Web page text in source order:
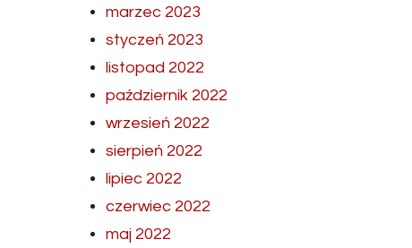
marzec 2023
styczeń 2023
listopad 2022
październik 2022
wrzesień 2022
sierpień 2022
lipiec 2022
czerwiec 2022
maj 2022